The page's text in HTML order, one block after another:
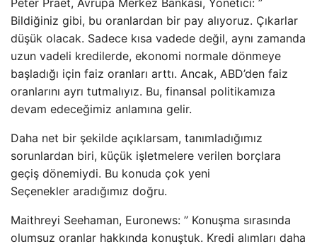
Peter Praet, Avrupa Merkez Bankası, Yönetici: ”
Bildiğiniz gibi, bu oranlardan bir pay alıyoruz. Çıkarlar
düşük olacak. Sadece kısa vadede değil, aynı zamanda
uzun vadeli kredilerde, ekonomi normale dönmeye
başladığı için faiz oranları arttı. Ancak, ABD’den faiz
oranlarını ayrı tutmalıyız. Bu, finansal politikamıza
devam edeceğimiz anlamına gelir.
Daha net bir şekilde açıklarsam, tanımladığımız
sorunlardan biri, küçük işletmelere verilen borçlara
geçiş dönemiydi. Bu konuda çok yeni
Seçenekler aradığımız doğru.
Maithreyi Seehaman, Euronews: ” Konuşma sırasında
olumsuz oranlar hakkında konuştuk. Kredi alımları daha